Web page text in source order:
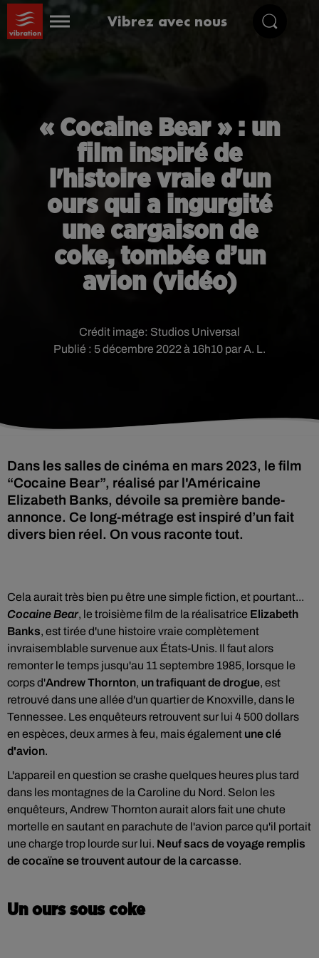
Vibrez avec nous
« Cocaine Bear » : un
film inspiré de
l'histoire vraie d'un
ours qui a ingurgité
une cargaison de
coke, tombée d’un
avion (vidéo)
Publié : 5 décembre 2022 à 16h10 par A. L.
Crédit image: Studios Universal
Dans les salles de cinéma en mars 2023, le film
“Cocaine Bear”, réalisé par l'Américaine
Elizabeth Banks, dévoile sa première bande-
annonce. Ce long-métrage est inspiré d’un fait
divers bien réel. On vous raconte tout.
Cela aurait très bien pu être une simple fiction, et pourtant...
Cocaine Bear, le troisième film de la réalisatrice Elizabeth
Banks, est tirée d'une histoire vraie complètement
invraisemblable survenue aux États-Unis. Il faut alors
remonter le temps jusqu'au 11 septembre 1985, lorsque le
corps d'Andrew Thornton, un trafiquant de drogue, est
retrouvé dans une allée d'un quartier de Knoxville, dans le
Tennessee. Les enquêteurs retrouvent sur lui 4 500 dollars
en espèces, deux armes à feu, mais également une clé
d'avion.
L'appareil en question se crashe quelques heures plus tard
dans les montagnes de la Caroline du Nord. Selon les
enquêteurs, Andrew Thornton aurait alors fait une chute
mortelle en sautant en parachute de l'avion parce qu'il portait
une charge trop lourde sur lui. Neuf sacs de voyage remplis
de cocaïne se trouvent autour de la carcasse.
Un ours sous coke